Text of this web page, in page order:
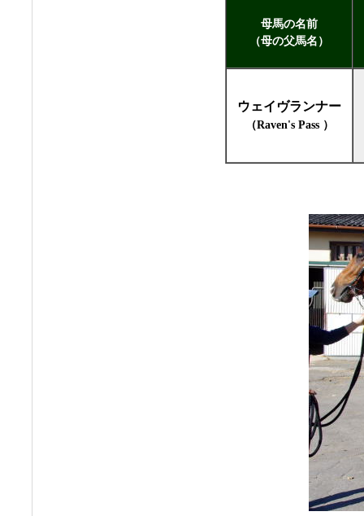
母馬の名前
（母の父馬名）
ウェイヴランナー
（Raven's Pass ）